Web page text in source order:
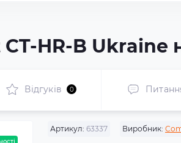
HR-B Ukraine
Відгуків 0
Артикул: 63337 Виробник: